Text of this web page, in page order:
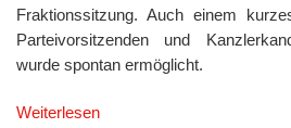
Fraktionssitzung. Auch einem
Parteivorsitzenden und
wurde spontan ermöglicht.
Weiterlesen